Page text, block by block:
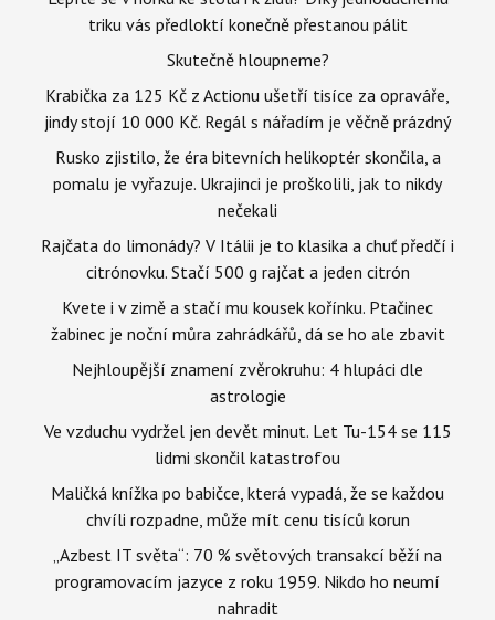
triku vás předloktí konečně přestanou pálit
Skutečně hloupneme?
Krabička za 125 Kč z Actionu ušetří tisíce za opraváře,
jindy stojí 10 000 Kč. Regál s nářadím je věčně prázdný
Rusko zjistilo, že éra bitevních helikoptér skončila, a
pomalu je vyřazuje. Ukrajinci je proškolili, jak to nikdy
nečekali
Rajčata do limonády? V Itálii je to klasika a chuť předčí i
citrónovku. Stačí 500 g rajčat a jeden citrón
Kvete i v zimě a stačí mu kousek kořínku. Ptačinec
žabinec je noční můra zahrádkářů, dá se ho ale zbavit
Nejhloupější znamení zvěrokruhu: 4 hlupáci dle
astrologie
Ve vzduchu vydržel jen devět minut. Let Tu-154 se 115
lidmi skončil katastrofou
Maličká knížka po babičce, která vypadá, že se každou
chvíli rozpadne, může mít cenu tisíců korun
„Azbest IT světa“: 70 % světových transakcí běží na
programovacím jazyce z roku 1959. Nikdo ho neumí
nahradit